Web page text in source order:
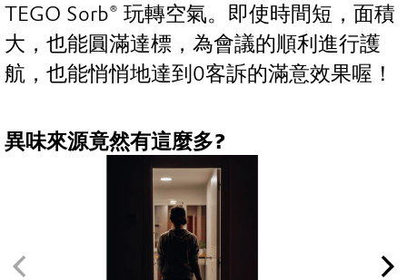
TEGO Sorb® 玩轉空氣。即使時間短，面積
大，也能圓滿達標，為會議的順利進行護
航，也能悄悄地達到0客訴的滿意效果喔！
異味來源竟然有這麼多?